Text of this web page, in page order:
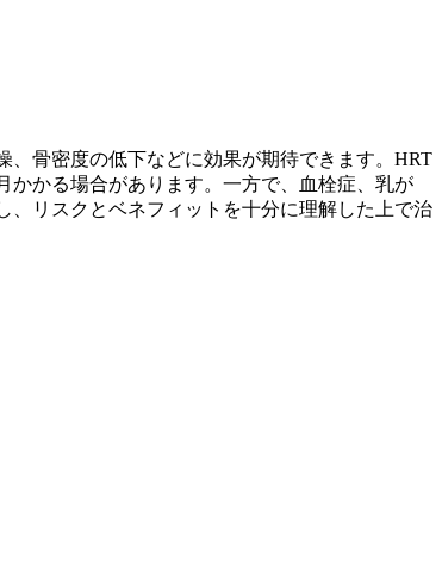
骨密度の低下などに効果が期待できます。HRT
かかる場合があります。一方で、血栓症、乳が
、リスクとベネフィットを十分に理解した上で治